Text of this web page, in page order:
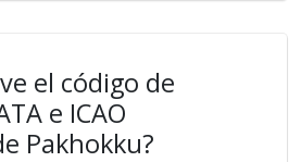
el código de
e ICAO
Pakhokku?